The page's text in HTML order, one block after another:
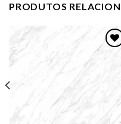
PRODUTOS
Adicionar